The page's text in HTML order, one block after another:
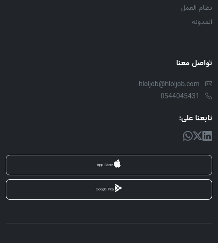
نظام العمل
المدونه
تواصل معنا
hloljob@hloljob.com
0544045431
تابعنا على:
App Store
Google Play